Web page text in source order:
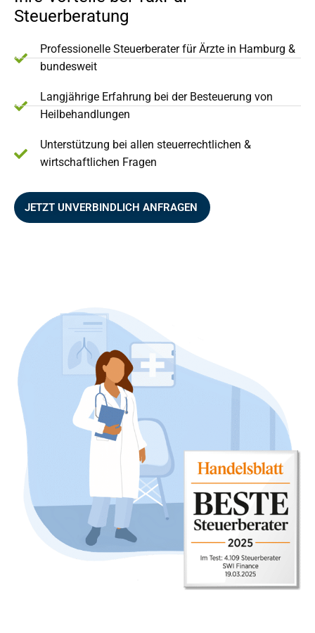
Steuerberatung
Professionelle Steuerberater für Ärzte in Hamburg &
bundesweit
Langjährige Erfahrung bei der Besteuerung von
Heilbehandlungen
Unterstützung bei allen steuerrechtlichen &
wirtschaftlichen Fragen
JETZT UNVERBINDLICH ANFRAGEN